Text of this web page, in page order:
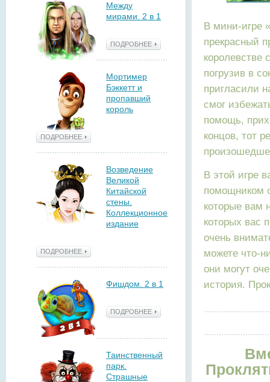
Между
мирами. 2 в 1
ПОДРОБНЕЕ
Мортимер
Бэккетт и
пропавший
король
ПОДРОБНЕЕ
Возведение
Великой
Китайской
стены.
Коллекционное
издание
ПОДРОБНЕЕ
Фишдом. 2 в 1
ПОДРОБНЕЕ
Таинственный
парк.
Страшные
В мини-игре
прекрасный
королевстве
погрузив в
пригласили
смог
помощь,
концов, тот
В этой игре
помощником
которые вам
которых вас
очень
можете что-
они могут
история.